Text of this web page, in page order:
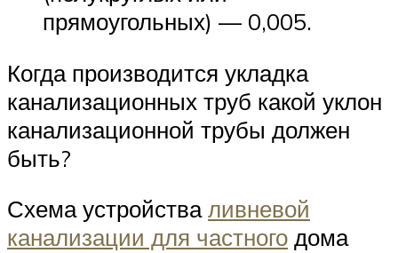
прямоугольных) — 0,005.
Когда производится укладка
канализационных труб какой уклон
канализационной трубы должен
быть?
Схема устройстваливневой
канализации для частного дома